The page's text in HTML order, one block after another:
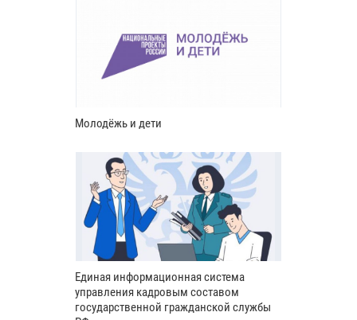
Молодёжь и дети
Единая информационная система
управления кадровым составом
государственной гражданской службы